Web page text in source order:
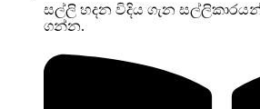
සල්ලි හදන විදිය ගැන
ගන්න.